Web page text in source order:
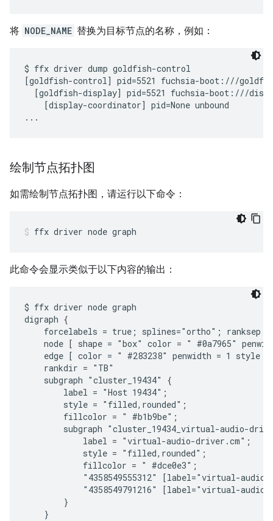
将 NODE_NAME 替换为目标节点的名称，例如：
$ ffx driver dump goldfish-control
[goldfish-control] pid=5521 fuchsia-boot:///
[goldfish-display] pid=5521 fuchsia-boot:///
    [display-coordinator] pid=None unbound
绘制节点拓扑图
如需绘制节点拓扑图，请运行以下命令：
ffx driver node graph
此命令会显示类似于以下内容的输出：
$ ffx driver node graph
digraph {
forcelabels = true; splines="ortho"; ranksep
node [ shape = "box" color = " #0a7965"
edge [ color = " #283238" penwidth = 1 style
    rankdir = "TB"
    subgraph "cluster_19434" {
        label = "Host 19434";
        style = "filled,rounded";
        fillcolor = " #b1b9be";
subgraph "cluster_19434_virtual-audio-
            label = "virtual-audio-driver.cm";
            style = "filled,rounded";
            fillcolor = " #dce0e3";
"4358549555312" [label="virtual-
"4358549791216" [label="virtual-
        }
    }